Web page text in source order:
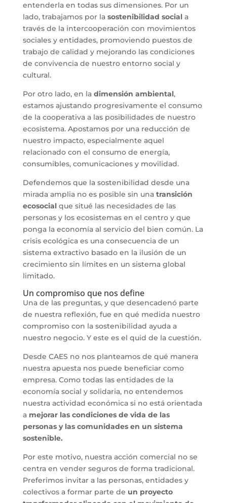
entenderla en todas sus dimensiones. Por un
lado, trabajamos por la sostenibilidad sociala
través de la intercooperación con movimientos
sociales y entidades, promoviendo puestos de
trabajo de calidad y mejorando las condiciones
de convivencia de nuestro entorno social y
cultural.
Por otro lado, en la dimensión ambiental,
estamos ajustando progresivamente el consumo
de la cooperativa a las posibilidades de nuestro
ecosistema. Apostamos por una reducción de
nuestro impacto, especialmente aquel
relacionado con el consumo de energía,
consumibles, comunicaciones y movilidad.
Defendemos que la sostenibilidad desde una
mirada amplia no es posible sin una transición
ecosocialque situé las necesidades de las
personas y los ecosistemas en el centro y que
ponga la economía al servicio del bien común. La
crisis ecológica es una consecuencia de un
sistema extractivo basado en la ilusión de un
crecimiento sin límites en un sistema global
limitado.
Un compromiso que nos define
Una de las preguntas, y que desencadenó parte
de nuestra reflexión, fue en qué medida nuestro
compromiso con la sostenibilidad ayuda a
nuestro negocio. Y este es el quid de la cuestión.
Desde CAES no nos planteamos de qué manera
nuestra apuesta nos puede beneficiar como
empresa. Como todas las entidades de la
economía social y solidaria, no entendemos
nuestra actividad económica si no está orientada
a mejorar las condiciones de vida de las
personas y las comunidades en un sistema
sostenible.
Por este motivo, nuestra acción comercial no se
centra en vender seguros de forma tradicional.
Preferimos invitar a las personas, entidades y
colectivos a formar parte de un proyecto